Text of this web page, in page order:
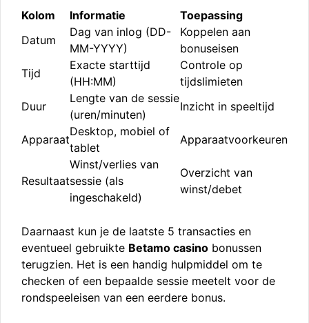
Kolom Informatie
Toepassing
Datum
Dag van inlog (DD-
MM-YYYY)
Koppelen aan
bonuseisen
Tijd
Exacte starttijd
(HH:MM)
Controle op
tijdslimieten
Duur
Lengte van de sessie
(uren/minuten)
Inzicht in speeltijd
Apparaat
Desktop, mobiel of
tablet
Apparaatvoorkeuren
Resultaat
Winst/verlies van
sessie (als
ingeschakeld)
Overzicht van
winst/debet
Daarnaast kun je de laatste 5 transacties en
eventueel gebruikte Betamo casino bonussen
terugzien. Het is een handig hulpmiddel om te
checken of een bepaalde sessie meetelt voor de
rondspeeleisen van een eerdere bonus.